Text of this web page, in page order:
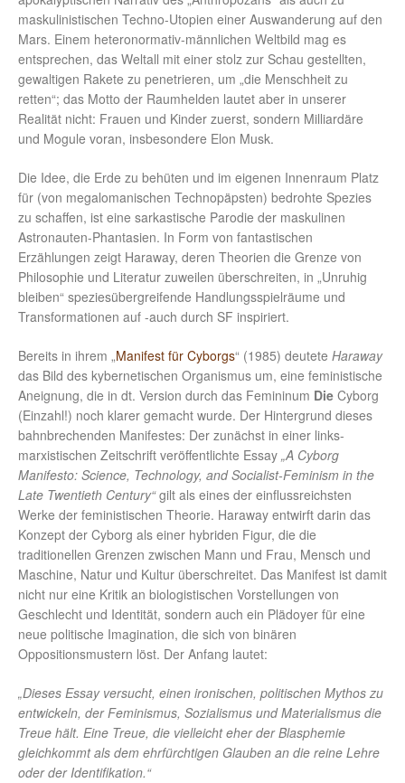
maskulinistischen Techno-Utopien einer Auswanderung auf den
Mars. Einem heteronormativ-männlichen Weltbild mag es
entsprechen, das Weltall mit einer stolz zur Schau gestellten,
gewaltigen Rakete zu penetrieren, um „die Menschheit zu
retten“; das Motto der Raumhelden lautet aber in unserer
Realität nicht: Frauen und Kinder zuerst, sondern Milliardäre
und Mogule voran, insbesondere Elon Musk.
Die Idee, die Erde zu behüten und im eigenen Innenraum Platz
für (von megalomanischen Technopäpsten) bedrohte Spezies
zu schaffen, ist eine sarkastische Parodie der maskulinen
Astronauten-Phantasien. In Form von fantastischen
Erzählungen zeigt Haraway, deren Theorien die Grenze von
Philosophie und Literatur zuweilen überschreiten, in „Unruhig
bleiben“ speziesübergreifende Handlungsspielräume und
Transformationen auf -auch durch SF inspiriert.
Bereits in ihrem „Manifest für Cyborgs“ (1985) deutete Haraway
das Bild des kybernetischen Organismus um, eine feministische
Aneignung, die in dt. Version durch das Femininum Die Cyborg
(Einzahl!) noch klarer gemacht wurde. Der Hintergrund dieses
bahnbrechenden Manifestes: Der zunächst in einer links-
marxistischen Zeitschrift veröffentlichte Essay „A Cyborg
Manifesto: Science, Technology, and Socialist-Feminism in the
Late Twentieth Century“gilt als eines der einflussreichsten
Werke der feministischen Theorie. Haraway entwirft darin das
Konzept der Cyborg als einer hybriden Figur, die die
traditionellen Grenzen zwischen Mann und Frau, Mensch und
Maschine, Natur und Kultur überschreitet. Das Manifest ist damit
nicht nur eine Kritik an biologistischen Vorstellungen von
Geschlecht und Identität, sondern auch ein Plädoyer für eine
neue politische Imagination, die sich von binären
Oppositionsmustern löst. Der Anfang lautet:
„Dieses Essay versucht, einen ironischen, politischen Mythos zu
entwickeln, der Feminismus, Sozialismus und Materialismus die
Treue hält. Eine Treue, die vielleicht eher der Blasphemie
gleichkommt als dem ehrfürchtigen Glauben an die reine Lehre
oder der Identifikation.“